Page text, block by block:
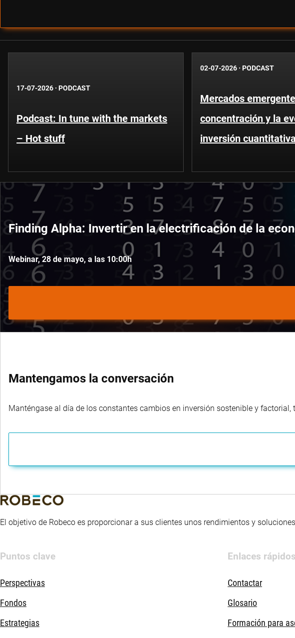
17-07-2026 · PODCAST
Podcast: In tune with the markets
– Hot stuff
02-07-2026 · PODCAST
Mercados
concentración y la
inversión cuantitativa
Finding Alpha: Invertir en la electrificación de la
Webinar, 28 de mayo, a las 10:00h
Mantengamos la conversación
Manténgase al día de los constantes cambios en inversión sostenible y factorial,
El objetivo de Robeco es proporcionar a sus clientes unos rendimientos y
Puntos clave
Perspectivas
Fondos
Estrategias
Enlaces rápidos
Contactar
Glosario
Formación para